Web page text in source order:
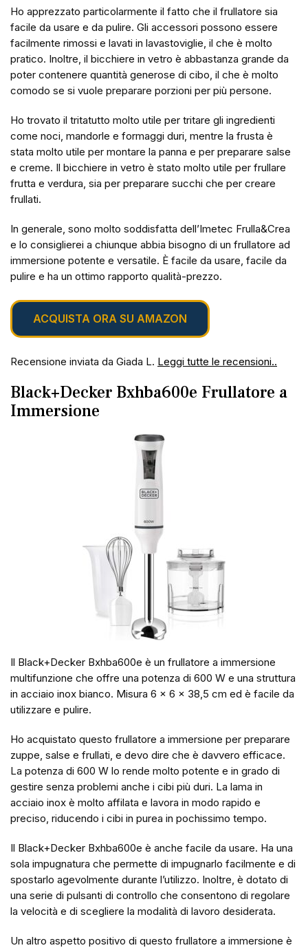
Ho apprezzato particolarmente il fatto che il frullatore sia
facile da usare e da pulire. Gli accessori possono essere
facilmente rimossi e lavati in lavastoviglie, il che è molto
pratico. Inoltre, il bicchiere in vetro è abbastanza grande da
poter contenere quantità generose di cibo, il che è molto
comodo se si vuole preparare porzioni per più persone.
Ho trovato il tritatutto molto utile per tritare gli ingredienti
come noci, mandorle e formaggi duri, mentre la frusta è
stata molto utile per montare la panna e per preparare salse
e creme. Il bicchiere in vetro è stato molto utile per frullare
frutta e verdura, sia per preparare succhi che per creare
frullati.
In generale, sono molto soddisfatta dell’Imetec Frulla&Crea
e lo consiglierei a chiunque abbia bisogno di un frullatore ad
immersione potente e versatile. È facile da usare, facile da
pulire e ha un ottimo rapporto qualità-prezzo.
ACQUISTA ORA SU AMAZON
Recensione inviata da Giada L. Leggi tutte le recensioni..
Black+Decker Bxhba600e Frullatore a
Immersione
Il Black+Decker Bxhba600e è un frullatore a immersione
multifunzione che offre una potenza di 600 W e una struttura
in acciaio inox bianco. Misura 6 x 6 x 38,5 cm ed è facile da
utilizzare e pulire.
Ho acquistato questo frullatore a immersione per preparare
zuppe, salse e frullati, e devo dire che è davvero efficace.
La potenza di 600 W lo rende molto potente e in grado di
gestire senza problemi anche i cibi più duri. La lama in
acciaio inox è molto affilata e lavora in modo rapido e
preciso, riducendo i cibi in purea in pochissimo tempo.
Il Black+Decker Bxhba600e è anche facile da usare. Ha una
sola impugnatura che permette di impugnarlo facilmente e di
spostarlo agevolmente durante l’utilizzo. Inoltre, è dotato di
una serie di pulsanti di controllo che consentono di regolare
la velocità e di scegliere la modalità di lavoro desiderata.
Un altro aspetto positivo di questo frullatore a immersione è